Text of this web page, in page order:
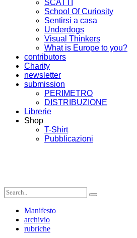
SCATTI
School Of Curiosity
Sentirsi a casa
Underdogs
Visual Thinkers
What is Europe to you?
contributors
Charity
newsletter
submission
PERIMETRO
DISTRIBUZIONE
Librerie
Shop
T-Shirt
Pubblicazioni
Manifesto
archivio
rubriche